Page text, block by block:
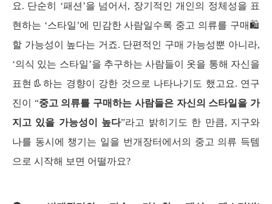
요. 단순히 ‘패션’을 넘어서, 장기적인 개인의 정체성을 표
현하는 ‘스타일’에 민감한 사람일수록 중고 의류를 구매🛍️
할 가능성이 높다는 거죠. 단편적인 구매 가능성뿐 아니라,
‘의식 있는 스타일’을 추구하는 사람들이 옷을 통해 자신을
표현👢하는 경향이 강한 것으로 나타나기도 했고요. 연구
진이 “중고 의류를 구매하는 사람들은 자신의 스타일을 가
지고 있을 가능성이 높다”라고 밝히기도 한 만큼, 지구와
나를 동시에 챙기는 일을 번개장터에서의 중고 의류 득템
으로 시작해 보면 어떨까요?